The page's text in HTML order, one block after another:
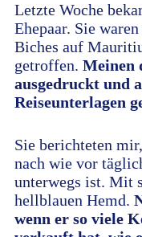
Letzte Woche
Ehepaar. Sie
Biches auf
getroffen. Meinen
ausgedruckt und
Reiseunterlagen
Sie berichteten
nach wie vor
unterwegs ist. Mit
hellblauen Hemd.
wenn er so viele